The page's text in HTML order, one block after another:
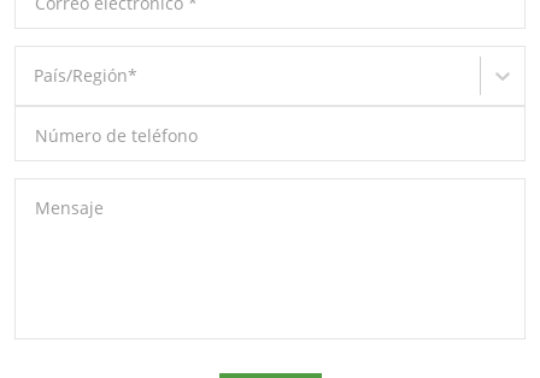
País/Región*
Número de teléfono
Mensaje